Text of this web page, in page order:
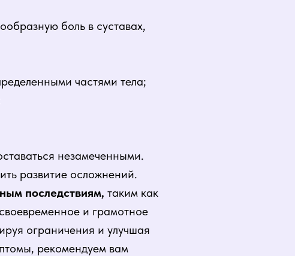
боль в суставах,
частями тела;
незамеченными.
развитие осложнений.
последствиям, таким как
и грамотное
ограничения и улучшая
рекомендуем вам